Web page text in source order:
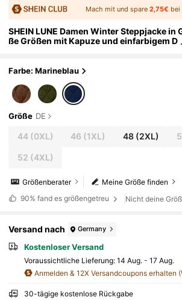
Mach mit und spare2,75€ bei
SHEIN LUNE Damen Winter Steppjacke in
ße Größen mit Kapuze und einfarbigem D
Farbe: Marineblau
Größe DE
44(0XL) 46 (1XL) 48(2XL)
52 (4XL)
Meine Größe finden
Größenberater
90% fand es größengetreu Nicht deine
Versand nach Germany
Kostenloser Versand
Voraussichtliche Lieferung: 14 Aug. - 17 Aug.
Anmelden & 12X Versandcoupons erhalten
30-tägige kostenlose Rückgabe